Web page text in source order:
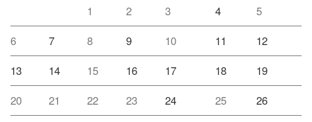
1 2 3 4 5
6 7 8 9 10 11 12
13 14 15 16 17 18 19
20 21 22 23 24 25 26